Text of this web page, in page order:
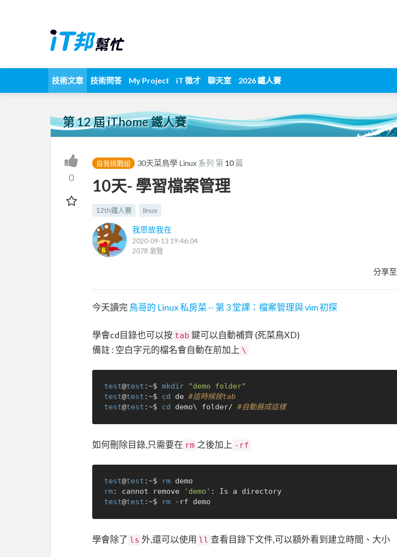
技術文章 技術問答 My Project iT 徵才 聊天室 2026 鐵人賽
第 12 屆 iThome 鐵人賽
0
自我挑戰組 30天菜鳥學 Linux 系列 第 10篇
10天- 學習檔案管理
12th鐵人賽 linux
我思故我在
2020-09-13 19:46:04
2078 瀏覽
分享至
今天讀完 鳥哥的 Linux 私房菜 -- 第 3 堂課：檔案管理與 vim 初探
學會cd目錄也可以按 tab 鍵可以自動補齊 (死菜鳥XD)
備註 : 空白字元的檔名會自動在前加上 \
test@test :~$ mkdir
"demo folder"
test@test :~$ cd de #這時候按tab
test@test :~$ cd demo\ folder/ #自動展成這樣
如何刪除目錄,只需要在 rm 之後加上 -rf
test@test :~$ rm
rm: cannot remove 'demo'
: Is a directory
test@test :~$ rm
學會除了 ls 外,還可以使用 ll 查看目錄下文件,可以額外看到建立時間、大小